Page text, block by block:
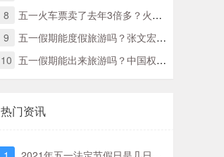
8
五一火车票卖了去年3倍多？火车票荒袭来，你抢得五一出游的票了？
9
五一假期能度假旅游吗？张文宏那么说
10 五一假期能出来旅游吗？中国权威专家那样说
热门资讯